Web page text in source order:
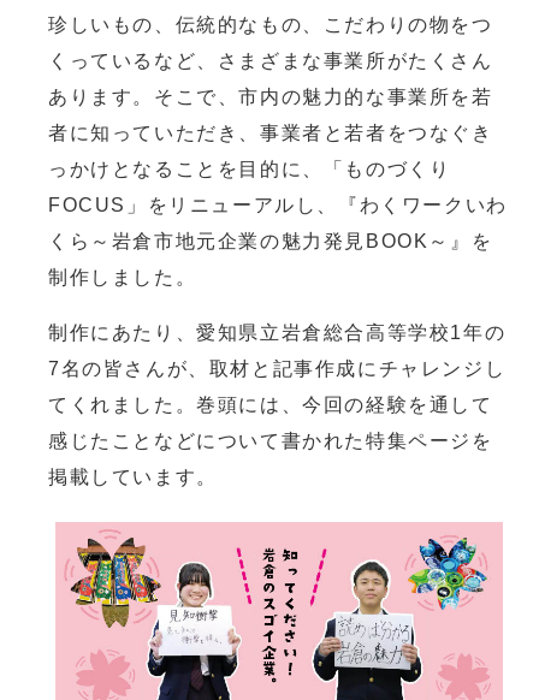
珍しいもの、伝統的なもの、こだわりの物をつ
くっているなど、さまざまな事業所がたくさん
あります。そこで、市内の魅力的な事業所を若
者に知っていただき、事業者と若者をつなぐき
っかけとなることを目的に、「ものづくり
FOCUS」をリニューアルし、『わくワークいわ
くら～岩倉市地元企業の魅力発見BOOK～』を
制作しました。
制作にあたり、愛知県立岩倉総合高等学校1年の
7名の皆さんが、取材と記事作成にチャレンジし
てくれました。巻頭には、今回の経験を通して
感じたことなどについて書かれた特集ページを
掲載しています。